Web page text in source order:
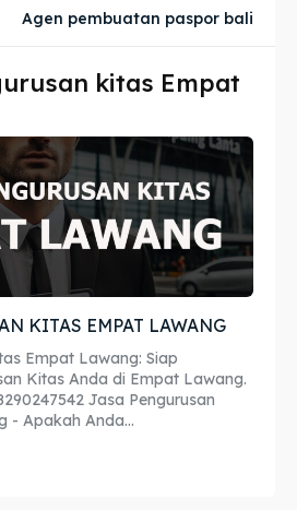
Agen pembuatan paspor bali
kitas Empat
KITAS EMPAT LAWANG
Empat Lawang: Siap
Kitas Anda di Empat Lawang.
Pengurusan
- Apakah Anda...